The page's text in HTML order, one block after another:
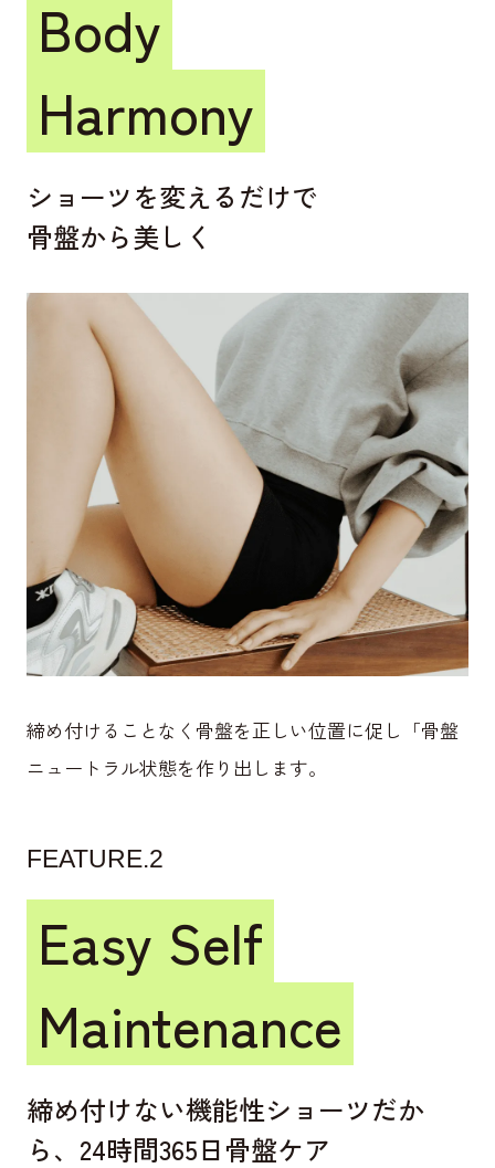
Body
Harmony
ショーツを変えるだけで
骨盤から美しく
締め付けることなく骨盤を正しい位置に促し 「骨盤
ニュートラル状態を作り出します。
FEATURE.2
Easy Self
Maintenance
締め付けない機能性ショーツだか
ら、 24時間365日骨盤ケア